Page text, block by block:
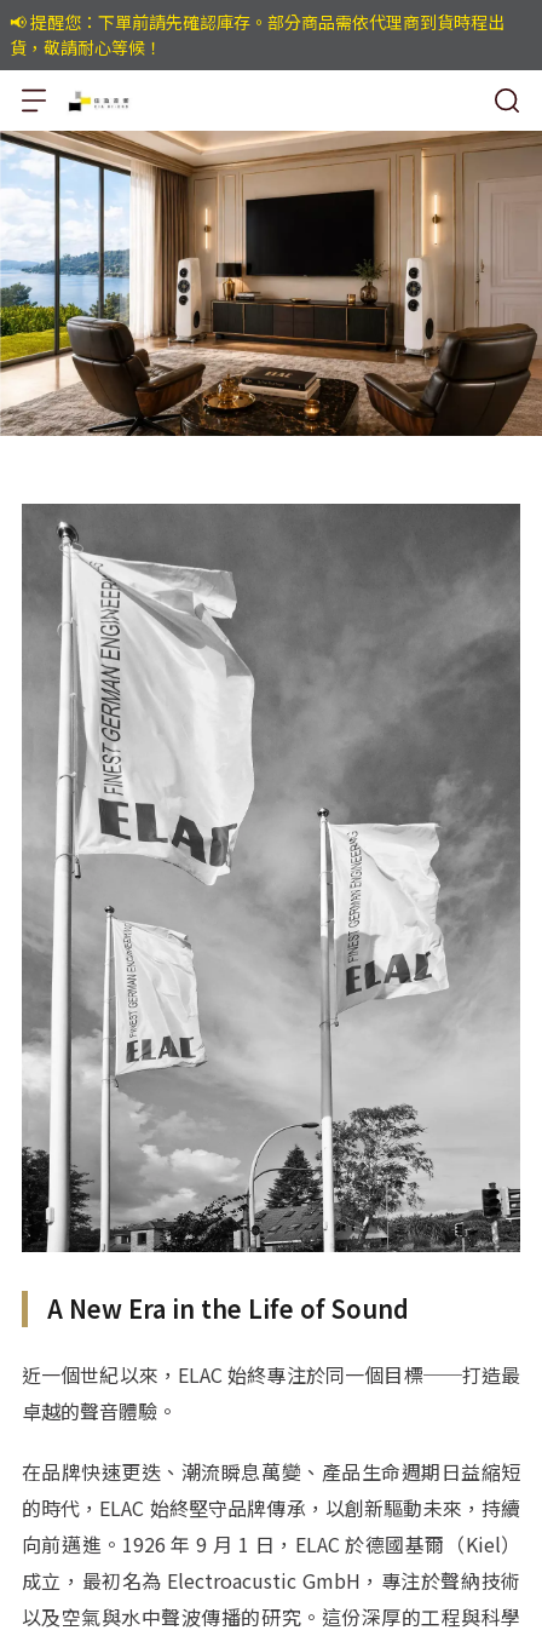
📢 提醒您：下單前請先確認庫存。部分商品需依代理商到貨時程出
貨，敬請耐心等候！
A New Era in the Life of Sound
近一個世紀以來，ELAC 始終專注於同一個目標──打造最
卓越的聲音體驗。
在品牌快速更迭、潮流瞬息萬變、產品生命週期日益縮短
的時代，ELAC 始終堅守品牌傳承，以創新驅動未來，持續
向前邁進。1926 年 9 月 1 日，ELAC 於德國基爾（Kiel）
成立，最初名為 Electroacustic GmbH，專注於聲納技術
以及空氣與水中聲波傳播的研究。這份深厚的工程與科學